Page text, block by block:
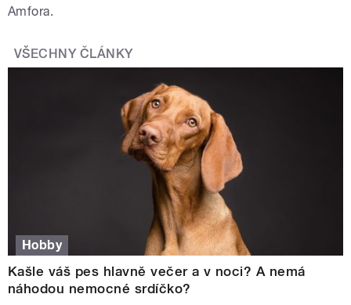
Amfora.
VŠECHNY ČLÁNKY
Hobby
Kašle váš pes hlavně večer a v noci? A nemá
náhodou nemocné srdíčko?